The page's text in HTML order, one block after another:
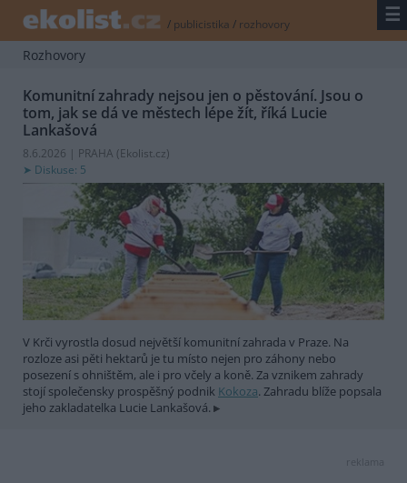
/ publicistika / rozhovory ☰
Rozhovory
Komunitní zahrady nejsou jen o pěstování. Jsou o
tom, jak se dá ve městech lépe žít, říká Lucie
Lankašová
8.6.2026 | PRAHA (Ekolist.cz)
Diskuse: 5
V Krči vyrostla dosud největší komunitní zahrada v Praze. Na
rozloze asi pěti hektarů je tu místo nejen pro záhony nebo
posezení s ohništěm, ale i pro včely a koně. Za vznikem zahrady
stojí společensky prospěšný podnik Kokoza. Zahradu blíže popsala
jeho zakladatelka Lucie Lankašová.
reklama